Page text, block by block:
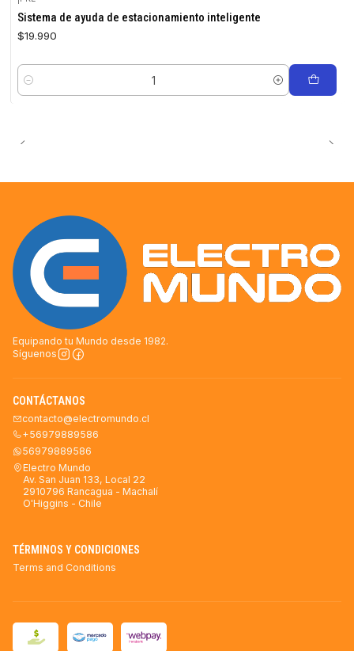
Sistema de ayuda de estacionamiento inteligente
$19.990
Cantidad
Equipando tu Mundo desde 1982.
Síguenos
CONTÁCTANOS
contacto@electromundo.cl
+56979889586
56979889586
Electro Mundo
Av. San Juan 133, Local 22
2910796 Rancagua - Machalí
O'Higgins - Chile
TÉRMINOS Y CONDICIONES
Terms and Conditions